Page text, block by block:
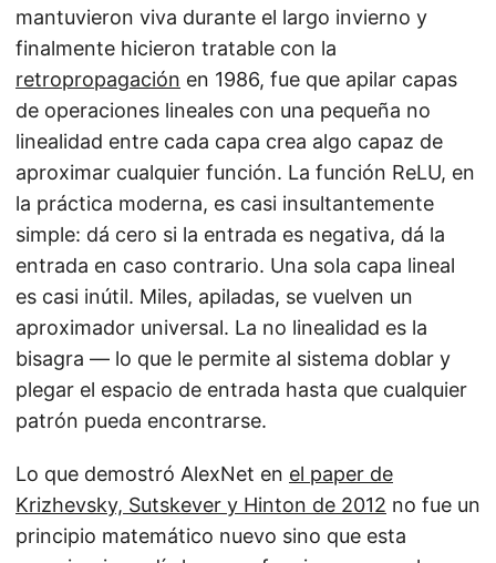
mantuvieron viva durante el largo invierno y
finalmente hicieron tratable con la
retropropagación en 1986, fue que apilar capas
de operaciones lineales con una pequeña no
linealidad entre cada capa crea algo capaz de
aproximar cualquier función. La función ReLU, en
la práctica moderna, es casi insultantemente
simple: dá cero si la entrada es negativa, dá la
entrada en caso contrario. Una sola capa lineal
es casi inútil. Miles, apiladas, se vuelven un
aproximador universal. La no linealidad es la
bisagra — lo que le permite al sistema doblar y
plegar el espacio de entrada hasta que cualquier
patrón pueda encontrarse.
Lo que demostró AlexNet en el paper de
Krizhevsky, Sutskever y Hinton de 2012 no fue un
principio matemático nuevo sino que esta